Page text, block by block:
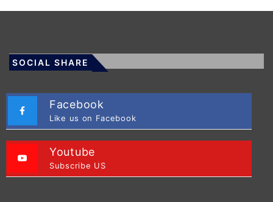
SOCIAL SHARE
Facebook
Like us on Facebook
Youtube
Subscribe US